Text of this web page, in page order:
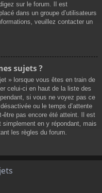
sur le forum. Il est
dans un groupe d’utilisateurs
veuillez contacter un
sujets ?
» lorsque vous êtes en train de
celui-ci en haut de la liste des
si vous ne voyez pas ce
ou le temps d’attente
être pas encore été atteint. Il est
en y répondant, mais
les règles du forum.